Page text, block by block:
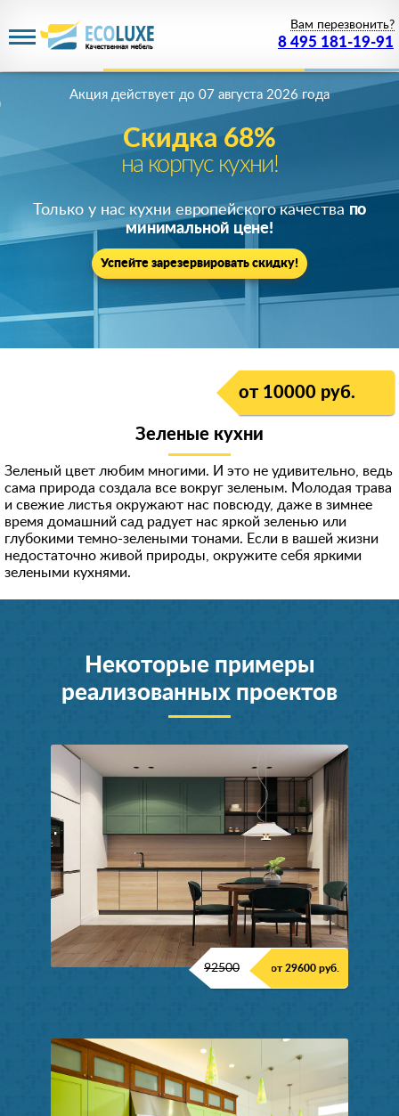
8 495 181-19-91
Вам перезвонить?
Скидка 68%
на корпус кухни!
Акция действует до 07 августа 2026 года
Только у нас кухни европейского качества по
минимальной цене!
Успейте зарезервировать скидку!
от 10000 руб.
Зеленые кухни
Зеленый цвет любим многими. И это не удивительно, ведь
сама природа создала все вокруг зеленым. Молодая трава
и свежие листья окружают нас повсюду, даже в зимнее
время домашний сад радует нас яркой зеленью или
глубокими темно-зелеными тонами. Если в вашей жизни
недостаточно живой природы, окружите себя яркими
зелеными кухнями.
Некоторые примеры
реализованных проектов
92500 от 29600 руб.